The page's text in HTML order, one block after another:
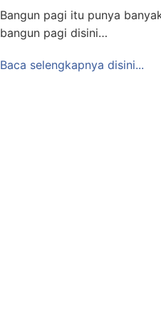
Bangun pagi itu punya
bangun pagi disini…
Baca selengkapnya disini...